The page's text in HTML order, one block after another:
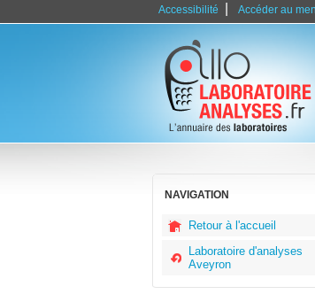
Accessibilité Accéder au
NAVIGATION
Retour à l'accueil
Laboratoire d'analyses
Aveyron